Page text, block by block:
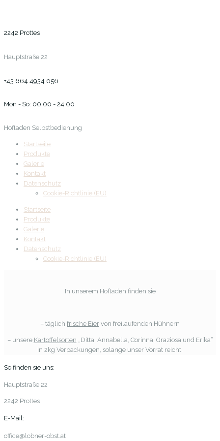
2242 Prottes
Hauptstraße 22
+43 664 4934 056
Mon - So: 00:00 - 24:00
Hofladen Selbstbedienung
Startseite
Produkte
Galerie
Kontakt
Datenschutz
Cookie-Richtlinie (EU)
Startseite
Produkte
Galerie
Kontakt
Datenschutz
Cookie-Richtlinie (EU)
In unserem Hofladen finden sie
– täglich frische Eier von freilaufenden Hühnern
– unsere Kartoffelsorten „Ditta, Annabella, Corinna, Graziosa und Erika“
in 2kg Verpackungen, solange unser Vorrat reicht.
So finden sie uns:
Hauptstraße 22
2242 Prottes
E-Mail:
office@lobner-obst.at